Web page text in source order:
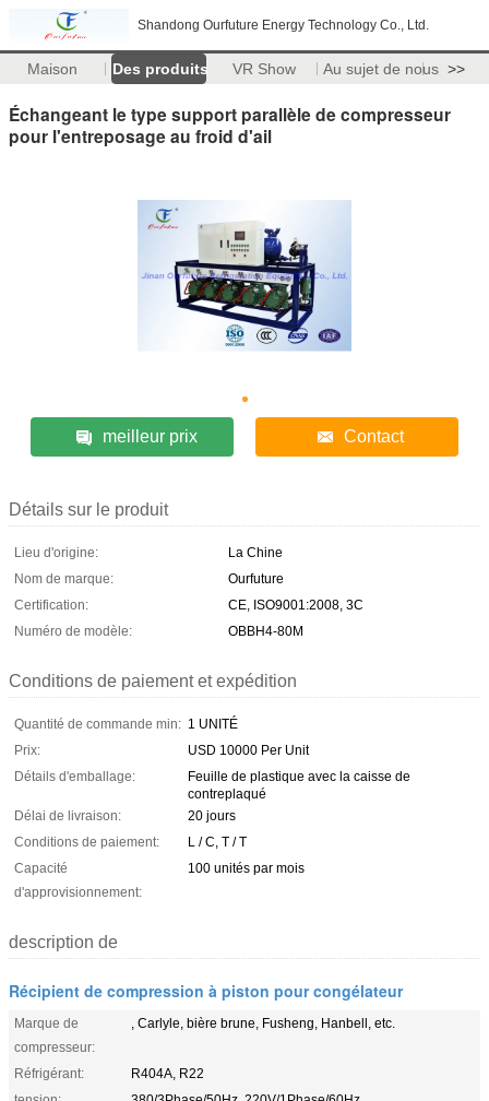
Shandong Ourfuture Energy Technology Co., Ltd.
Maison Des produits VR Show Au sujet de nous >>
Échangeant le type support parallèle de compresseur
pour l'entreposage au froid d'ail
meilleur prix Contact
Détails sur le produit
Lieu d'origine:
La Chine
Nom de marque:
Ourfuture
Certification:
CE, ISO9001:2008, 3C
Numéro de modèle:
OBBH4-80M
Conditions de paiement et expédition
Quantité de commande min: 1 UNITÉ
Prix:
USD 10000 Per Unit
Détails d'emballage:
Feuille de plastique avec la caisse de
contreplaqué
Délai de livraison:
20 jours
Conditions de paiement:
L / C, T / T
Capacité
d'approvisionnement:
100 unités par mois
description de
Récipient de compression à piston pour congélateur
Marque de
compresseur:
, Carlyle, bière brune, Fusheng, Hanbell, etc.
Réfrigérant:
R404A, R22